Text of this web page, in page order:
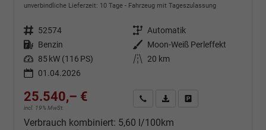
unverbindliche Lieferzeit: 10 Tage Fahrzeug mit Tageszulassung
Fahrzeugnr. 52574 Getriebe Automatik
Kraftstoff Benzin Außenfarbe
Moon-Weiß Perleffekt
Leistung 85 kW (116 PS) Kilometerstand
20 km
01.04.2026
25.540,– €
incl. 19% MwSt.
Kontakt & Angebot anfordern
PDF-Datei, Fahrzeugexposé
Verbrauch kombiniert: 5,60 l/100km